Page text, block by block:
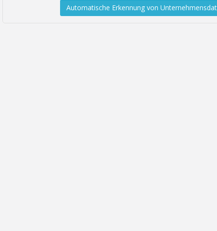
Automatische Erkennung von